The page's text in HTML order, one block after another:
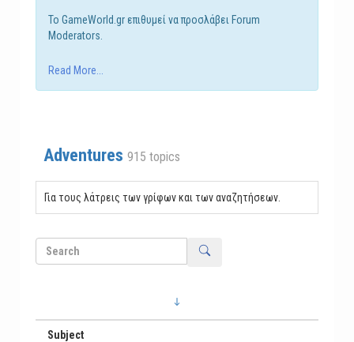
Το GameWorld.gr επιθυμεί να προσλάβει Forum
Moderators.
Read More...
Adventures 915 topics
Για τους λάτρεις των γρίφων και των αναζητήσεων.
Subject